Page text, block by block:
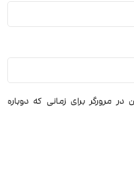
مرورگر برای زمانی که دوباره